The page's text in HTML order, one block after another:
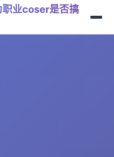
业coser是否搞